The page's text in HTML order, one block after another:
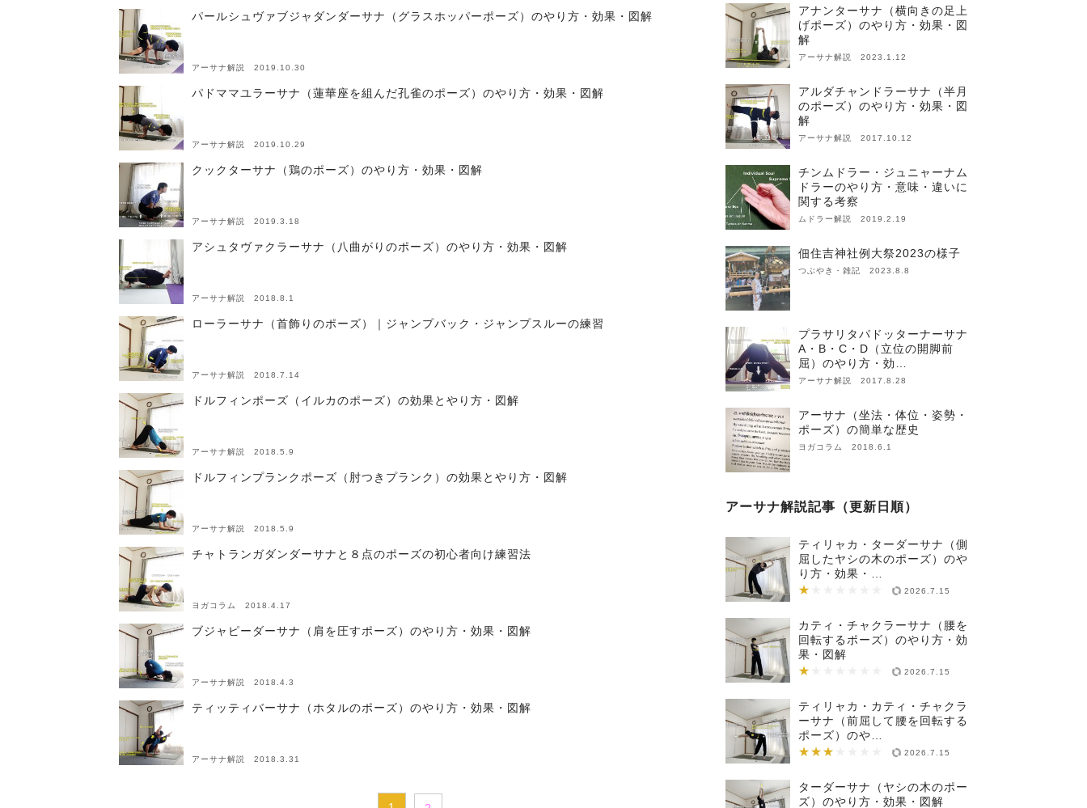
パールシュヴァブジャダンダーサナ（グラスホッパーポーズ）のやり方・効果・図解
アーサナ解説 2019.10.30
パドママユラーサナ（蓮華座を組んだ孔雀のポーズ）のやり方・効果・図解
アーサナ解説 2019.10.29
クックターサナ（鶏のポーズ）のやり方・効果・図解
アーサナ解説 2019.3.18
アシュタヴァクラーサナ（八曲がりのポーズ）のやり方・効果・図解
アーサナ解説 2018.8.1
ローラーサナ（首飾りのポーズ）｜ジャンプバック・ジャンプスルーの練習
アーサナ解説 2018.7.14
ドルフィンポーズ（イルカのポーズ）の効果とやり方・図解
アーサナ解説 2018.5.9
ドルフィンプランクポーズ（肘つきプランク）の効果とやり方・図解
アーサナ解説 2018.5.9
チャトランガダンダーサナと８点のポーズの初心者向け練習法
ヨガコラム 2018.4.17
ブジャピーダーサナ（肩を圧すポーズ）のやり方・効果・図解
アーサナ解説 2018.4.3
ティッティバーサナ（ホタルのポーズ）のやり方・効果・図解
アーサナ解説 2018.3.31
アナンターサナ（横向きの足上
げポーズ）のやり方・効果・図
解
アーサナ解説 2023.1.12
アルダチャンドラーサナ（半月
のポーズ）のやり方・効果・図
解
アーサナ解説 2017.10.12
チンムドラー・ジュニャーナム
ドラーのやり方・意味・違いに
関する考察
ムドラー解説 2019.2.19
佃住吉神社例大祭2023の様子
つぶやき・雑記 2023.8.8
プラサリタパドッターナーサナ
A・B・C・D（立位の開脚前
屈）のやり方・効…
アーサナ解説 2017.8.28
アーサナ（坐法・体位・姿勢・
ポーズ）の簡単な歴史
ヨガコラム 2018.6.1
アーサナ解説記事（更新日順）
ティリャカ・ターダーサナ（側
屈したヤシの木のポーズ）のや
り方・効果・…
★
★★★★★★★ 2026.7.15
カティ・チャクラーサナ（腰を
回転するポーズ）のやり方・効
果・図解
★
★★★★★★★ 2026.7.15
ティリャカ・カティ・チャクラ
ーサナ（前屈して腰を回転する
ポーズ）のや…
★★★
★★★★★★★ 2026.7.15
ターダーサナ（ヤシの木のポー
ズ）のやり方・効果・図解